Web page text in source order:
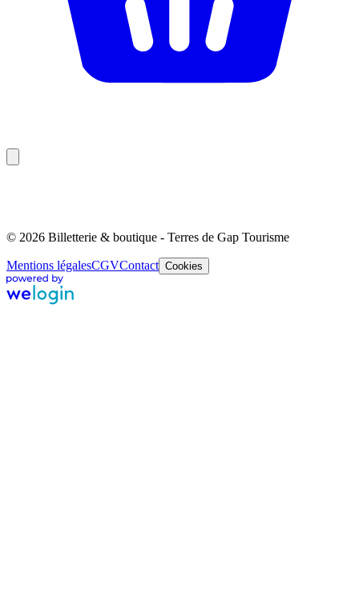
© 2026 Billetterie & boutique - Terres de Gap Tourisme
Mentions légalesCGVContact Cookies